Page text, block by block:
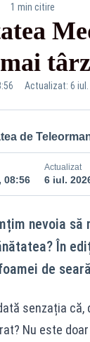
1 min citire
Actualizat: 6 iul.
de
08:56
Actualizat
6 iul.
nevoia să
În
de
senzația
Nu este